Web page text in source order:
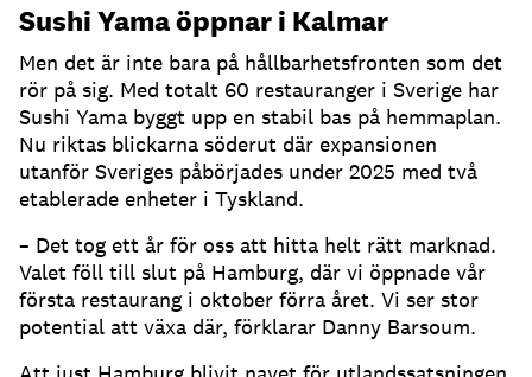
Sushi Yama öppnar i Kalmar
Men det är inte bara på hållbarhetsfronten som det
rör på sig. Med totalt 60 restauranger i Sverige har
Sushi Yama byggt upp en stabil bas på hemmaplan.
Nu riktas blickarna söderut där expansionen
utanför Sveriges påbörjades under 2025 med två
etablerade enheter i Tyskland.
– Det tog ett år för oss att hitta helt rätt marknad.
Valet föll till slut på Hamburg, där vi öppnade vår
första restaurang i oktober förra året. Vi ser stor
potential att växa där, förklarar Danny Barsoum.